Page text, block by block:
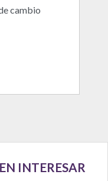
cambio
INTERESAR